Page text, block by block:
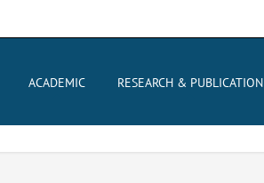
ACADEMIC RESEARCH & PUBLICATION